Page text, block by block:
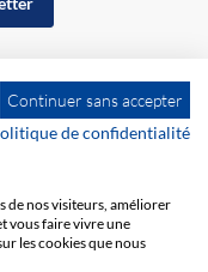
Continuer sans accepter
de confidentialité
de nos visiteurs, améliorer
vous faire vivre une
les cookies que nous